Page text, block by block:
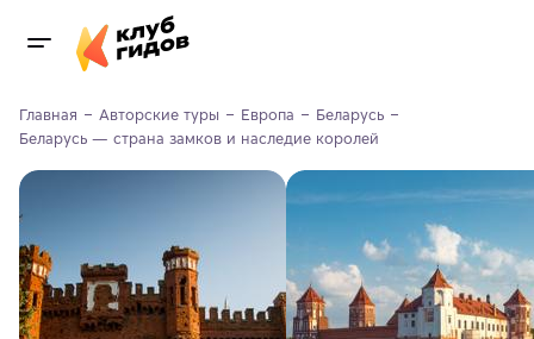
Главная Авторские туры Европа
Беларусь
Беларусь — страна замков и наследие королей